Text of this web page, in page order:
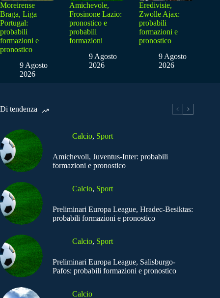
Moreirense
Braga, Liga
Portugal:
probabili
formazioni e
pronostico
9 Agosto
2026
Amichevole,
Frosinone Lazio:
pronostico e
probabili
formazioni
9 Agosto
2026
Eredivisie,
Zwolle Ajax:
probabili
formazioni e
pronostico
9 Agosto
2026
Di tendenza
Calcio, Sport
Amichevoli, Juventus-Inter: probabili
formazioni e pronostico
Calcio, Sport
Preliminari Europa League, Hradec-Besiktas:
probabili formazioni e pronostico
Calcio, Sport
Preliminari Europa League, Salisburgo-
Pafos: probabili formazioni e pronostico
Calcio